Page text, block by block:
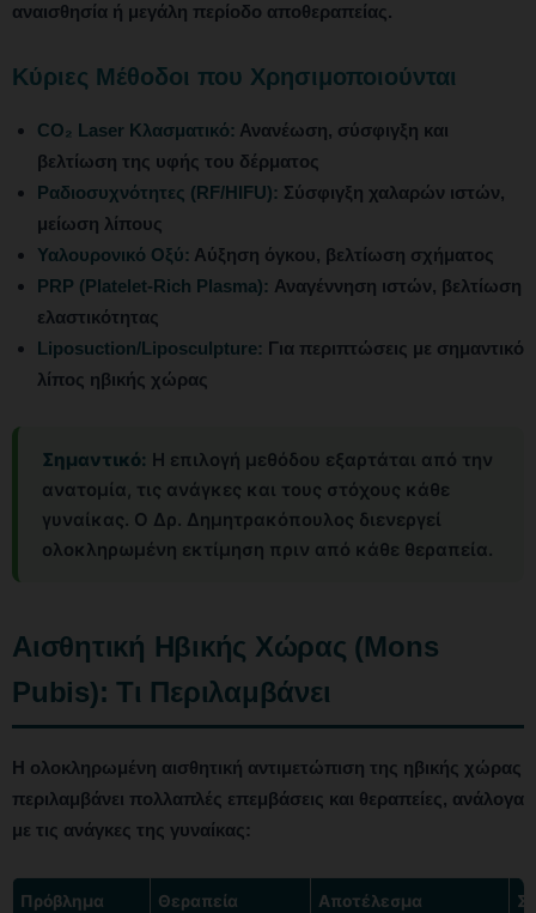
αναισθησία ή μεγάλη περίοδο αποθεραπείας.
Κύριες Μέθοδοι που Χρησιμοποιούνται
CO₂ Laser Κλασματικό: Ανανέωση, σύσφιγξη και
βελτίωση της υφής του δέρματος
Ραδιοσυχνότητες (RF/HIFU): Σύσφιγξη χαλαρών ιστών,
μείωση λίπους
Υαλουρονικό Οξύ: Αύξηση όγκου, βελτίωση σχήματος
PRP (Platelet-Rich Plasma): Αναγέννηση ιστών, βελτίωση
ελαστικότητας
Liposuction/Liposculpture: Για περιπτώσεις με σημαντικό
λίπος ηβικής χώρας
Σημαντικό: Η επιλογή μεθόδου εξαρτάται από την
ανατομία, τις ανάγκες και τους στόχους κάθε
γυναίκας. Ο Δρ. Δημητρακόπουλος διενεργεί
ολοκληρωμένη εκτίμηση πριν από κάθε θεραπεία.
Αισθητική Ηβικής Χώρας (Mons
Pubis): Τι Περιλαμβάνει
Η ολοκληρωμένη αισθητική αντιμετώπιση της ηβικής χώρας
περιλαμβάνει πολλαπλές επεμβάσεις και θεραπείες, ανάλογα
με τις ανάγκες της γυναίκας:
Πρόβλημα Θεραπεία Αποτέλεσμα